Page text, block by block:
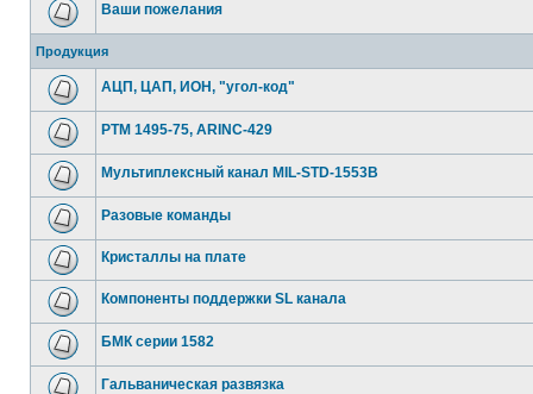
Ваши пожелания
Продукция
АЦП, ЦАП, ИОН, "угол-код"
РТМ 1495-75, ARINC-429
Мультиплексный канал MIL-STD-1553B
Разовые команды
Кристаллы на плате
Компоненты поддержки SL канала
БМК серии 1582
Гальваническая развязка